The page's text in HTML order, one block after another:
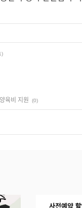
육비 지원 (0)